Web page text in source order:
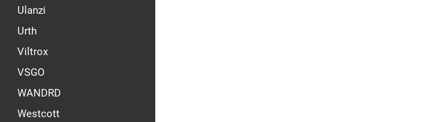
Ulanzi
Urth
Viltrox
VSGO
WANDRD
Westcott